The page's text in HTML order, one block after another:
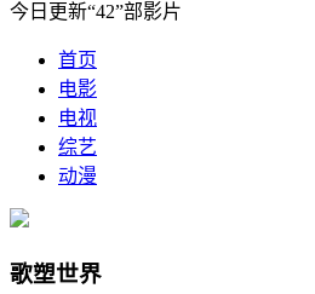
今日更新“42”部影片
首页
电影
电视
综艺
动漫
歌塑世界